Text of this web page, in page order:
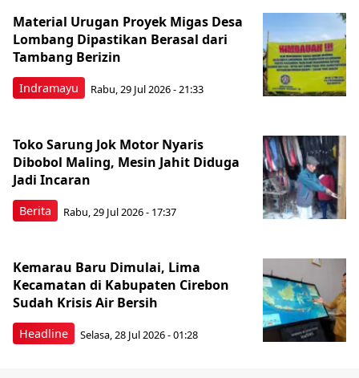
Indramayu
Material Urugan Proyek Migas Desa
Lombang Dipastikan Berasal dari
Tambang Berizin
Rabu, 29 Jul 2026 - 21:33
Berita
Toko Sarung Jok Motor Nyaris
Dibobol Maling, Mesin Jahit Diduga
Jadi Incaran
Rabu, 29 Jul 2026 - 17:37
Headline
Kemarau Baru Dimulai, Lima
Kecamatan di Kabupaten Cirebon
Sudah Krisis Air Bersih
Selasa, 28 Jul 2026 - 01:28